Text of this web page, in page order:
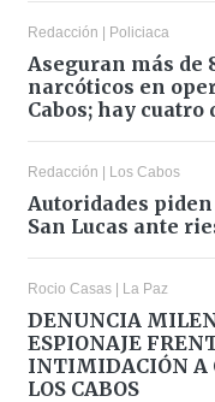
Redacción | Policiaca
Aseguran más de
narcóticos en
Cabos; hay cuatro
Redacción | Los Cabos
Autoridades
San Lucas ante
Rocio Casas | La Paz
DENUNCIA
ESPIONAJE
INTIMIDACIÓN A
LOS CABOS